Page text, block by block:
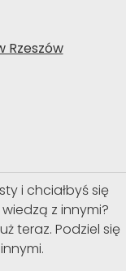
Rzeszów
i chciałbyś się
z innymi?
teraz. Podziel się